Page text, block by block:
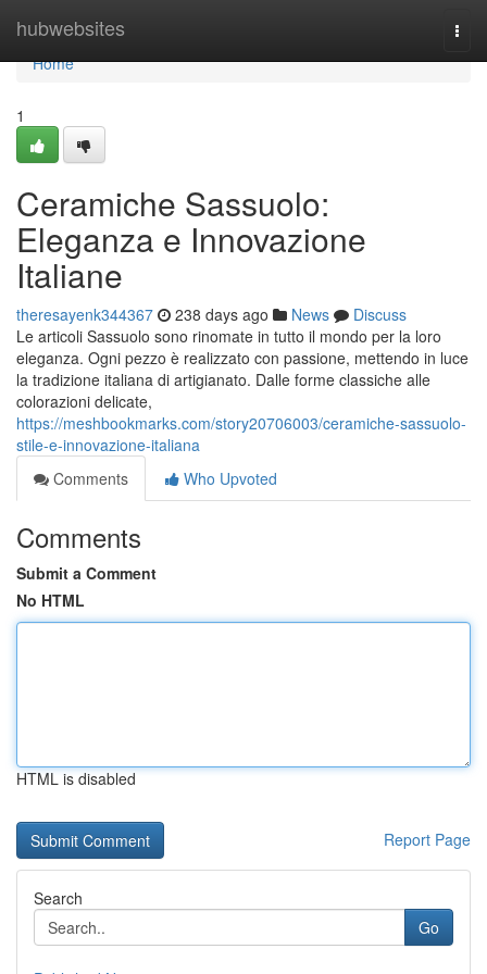
hubwebsites
Home
Home
1
Ceramiche Sassuolo:
Eleganza e Innovazione
Italiane
theresayenk344367 238 days ago News
Discuss
Le articoli Sassuolo sono rinomate in tutto il mondo per la loro
eleganza. Ogni pezzo è realizzato con passione, mettendo in luce
la tradizione italiana di artigianato. Dalle forme classiche alle
colorazioni delicate,
https://meshbookmarks.com/story20706003/ceramiche-sassuolo-
stile-e-innovazione-italiana
Comments
Who Upvoted
Comments
Submit a Comment
No HTML
HTML is disabled
Report Page
Search
Go